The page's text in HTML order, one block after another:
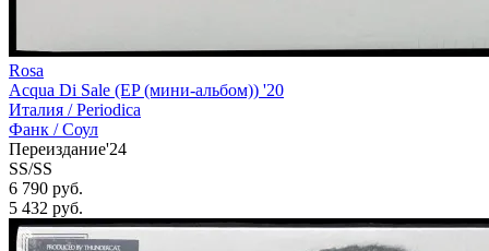
Rosa
Acqua Di Sale (EP (мини-альбом)) '20
Италия /Periodica
Фанк / Соул
Переиздание'24
SS/SS
6 790 руб.
5 432 руб.